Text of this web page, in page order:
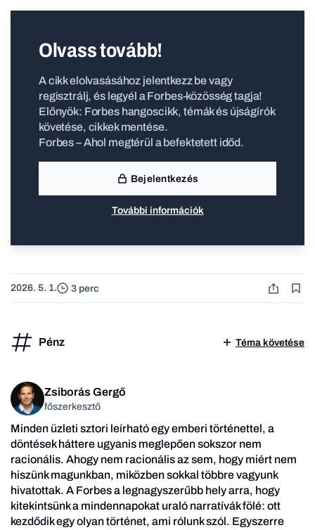
Olvass tovább!
A cikk elolvasásához jelentkezz be vagy
regisztrálj, és legyél a Forbes-közösség tagja!
Előnyök: Forbes hangoscikk, témák és újságírók
követése, cikkek mentése.
Forbes – Ahol megtérül a befektetett időd.
Bejelentkezés
További információk
2026. 5. 1. 3 perc
Pénz Téma követése
Zsiborás Gergő
főszerkesztő
Minden üzleti sztori leírható egy emberi történettel, a
döntések háttere ugyanis meglepően sokszor nem
racionális. Ahogy nem racionális az sem, hogy miért nem
hiszünk magunkban, miközben sokkal többre vagyunk
hivatottak. A Forbes a legnagyszerűbb hely arra, hogy
kitekintsünk a mindennapokat uraló narratívák fölé: ott
kezdődik egy olyan történet, ami rólunk szól. Egyszerre